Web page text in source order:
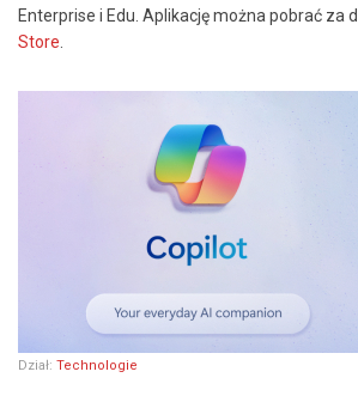
Enterprise i Edu. Aplikację można pobrać za
Store
Dział: Technologie